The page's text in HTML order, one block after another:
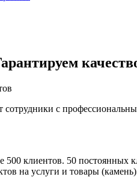
сотрудники с
500 клиентов. 50
на услуги и товары